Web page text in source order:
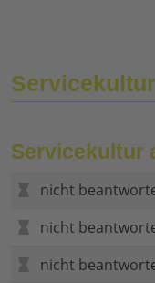
Servicekultur
Servicekultur
nicht
nicht
nicht